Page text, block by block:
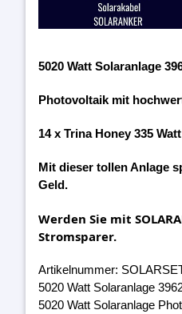
5020 Watt Solaranlage
Photovoltaik mit
14 x Trina Honey 335
Mit dieser tollen Anlage
Geld.
Werden Sie mit
Stromsparer.
Artikelnummer:
5020 Watt Solaranlage
5020 Watt Solaranlage